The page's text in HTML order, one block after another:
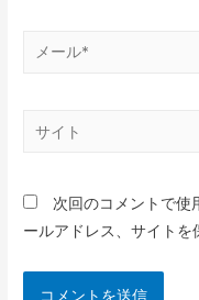
次回のコメントで使
ールアドレス、サイトを